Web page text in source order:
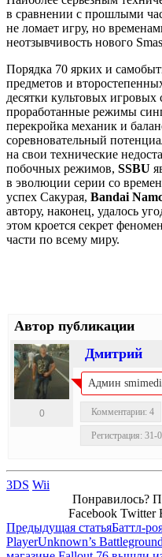
в сравнении с прошлыми
не ломает игру, но
неотзывчивость нового
Порядка 70 ярких и
предметов и
десятки культовых
проработанные режимы
перекройка механик и
соревновательный
на свои технические
побочных режимов, SSBU
в эволюции серии со времен
успех Сакурая, Bandai
автору, наконец, удалось
этом кроется секрет
части по всему миру.
Автор публикации
Дмитрий
0
Админ
Комментарии: 4
Регистрация: 31-
3DS Wii
Понравилось?
Facebook Twitter
Предыдущая статьяБаттл-
PlayerUnknown’s